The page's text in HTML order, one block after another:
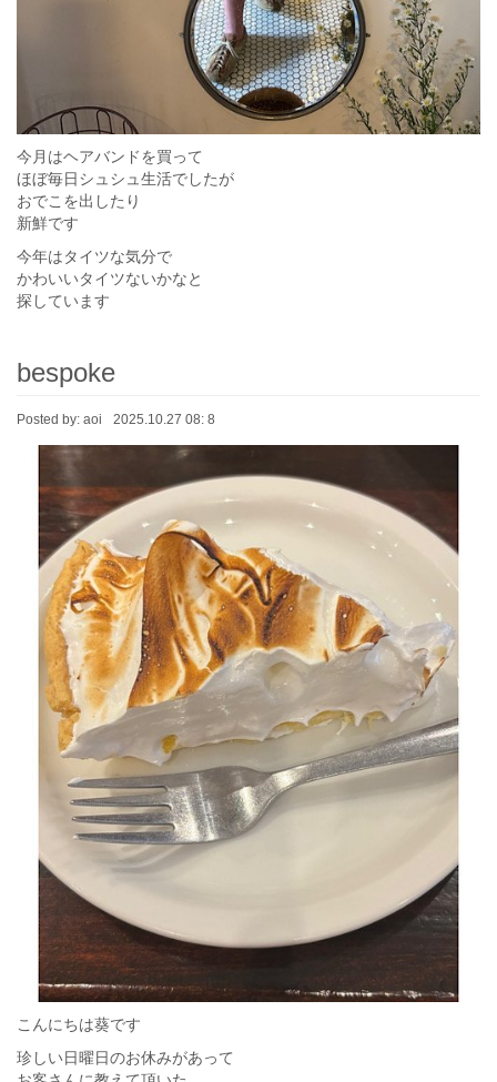
今月はヘアバンドを買って
ほぼ毎日シュシュ生活でしたが
おでこを出したり
新鮮です
今年はタイツな気分で
かわいいタイツないかなと
探しています
bespoke
Posted by: aoi 2025.10.27 08: 8
こんにちは葵です
珍しい日曜日のお休みがあって